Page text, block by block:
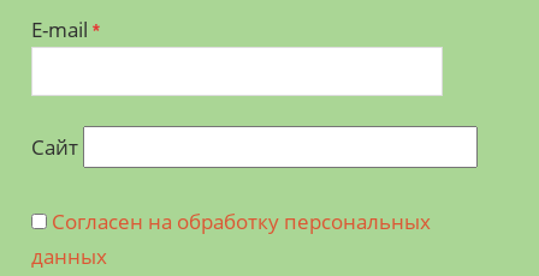
E-mail *
Сайт
Согласен на обработку персональных
данных